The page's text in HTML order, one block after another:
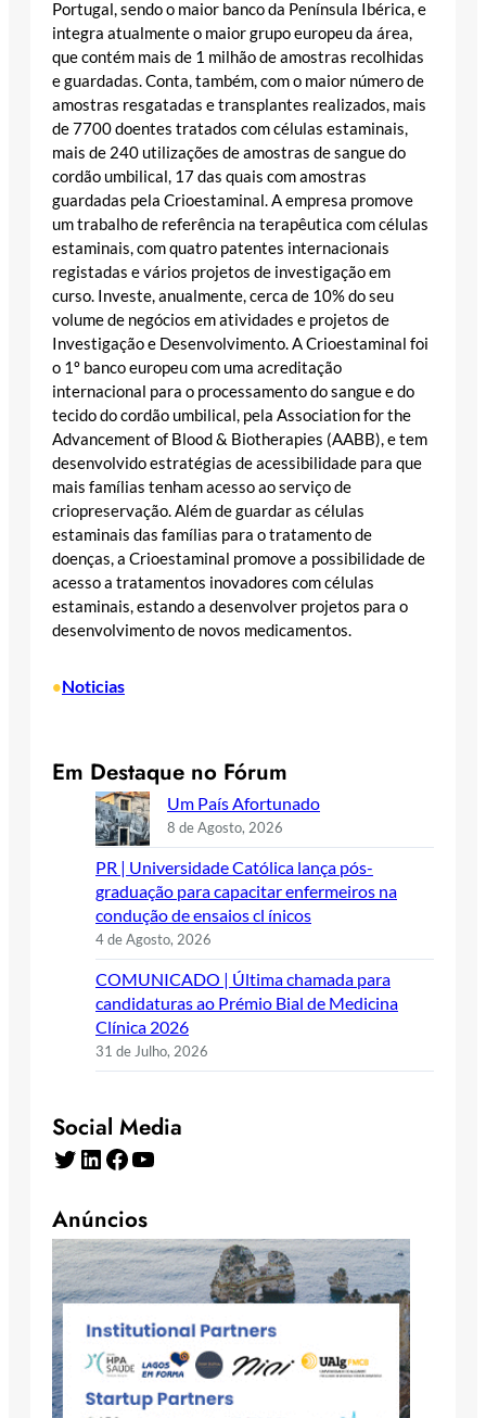
Portugal, sendo o maior banco da Península Ibérica, e
integra atualmente o maior grupo europeu da área,
que contém mais de 1 milhão de amostras recolhidas
e guardadas. Conta, também, com o maior número de
amostras resgatadas e transplantes realizados, mais
de 7700 doentes tratados com células estaminais,
mais de 240 utilizações de amostras de sangue do
cordão umbilical, 17 das quais com amostras
guardadas pela Crioestaminal. A empresa promove
um trabalho de referência na terapêutica com células
estaminais, com quatro patentes internacionais
registadas e vários projetos de investigação em
curso. Investe, anualmente, cerca de 10% do seu
volume de negócios em atividades e projetos de
Investigação e Desenvolvimento. A Crioestaminal foi
o 1º banco europeu com uma acreditação
internacional para o processamento do sangue e do
tecido do cordão umbilical, pela Association for the
Advancement of Blood & Biotherapies (AABB), e tem
desenvolvido estratégias de acessibilidade para que
mais famílias tenham acesso ao serviço de
criopreservação. Além de guardar as células
estaminais das famílias para o tratamento de
doenças, a Crioestaminal promove a possibilidade de
acesso a tratamentos inovadores com células
estaminais, estando a desenvolver projetos para o
desenvolvimento de novos medicamentos.
•Noticias
Em Destaque no Fórum
Um País Afortunado
8 de Agosto, 2026
PR | Universidade Católica lança pós-
graduação para capacitar enfermeiros na
condução de ensaios cl ínicos
4 de Agosto, 2026
COMUNICADO | Última chamada para
candidaturas ao Prémio Bial de Medicina
Clínica 2026
31 de Julho, 2026
Social Media
Twitter LinkedIn Facebook YouTube
Anúncios